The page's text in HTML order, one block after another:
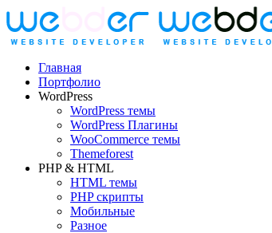
Главная
Портфолио
WordPress
WordPress темы
WordPress Плагины
WooCommerce темы
Themeforest
PHP & HTML
HTML темы
PHP скрипты
Мобильные
Разное